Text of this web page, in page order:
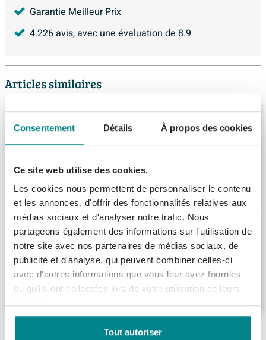
Consentement Détails À propos des cookies
Ce site web utilise des cookies.
Les cookies nous permettent de personnaliser le contenu
et les annonces, d'offrir des fonctionnalités relatives aux
médias sociaux et d'analyser notre trafic. Nous
partageons également des informations sur l'utilisation de
notre site avec nos partenaires de médias sociaux, de
publicité et d'analyse, qui peuvent combiner celles-ci
avec d'autres informations que vous leur avez fournies
ou qu'ils ont collectées lors de votre utilisation de leurs
Tout autoriser
Garantie Meilleur Prix
4.226avis, avec une évaluation de 8.9
Articles similaires
Saniclass Prime Balance Armoire Haute -
120x34.5x26.9cm - 1 porte - mat
656,99
Ink armoire de salle de bains 35x35cm 1
porte tournant à droite et sans poignée
Livraison: 1 - 2 semaines
703,08